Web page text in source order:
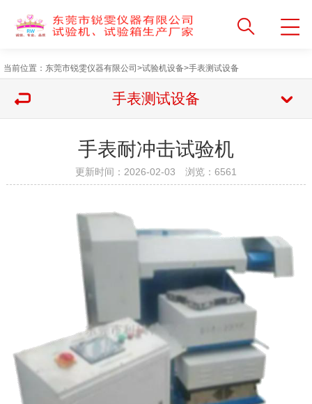
当前位置： 东莞市锐雯仪器有限公司 >试验机设备>手表测试设备
手表测试设备
手表耐冲击试验机
更新时间：2026-02-03 浏览： 6561